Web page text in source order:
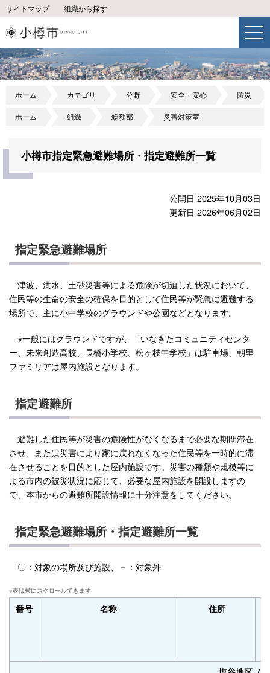
サイトマップ 組織から探す
ホーム カテゴリ 分野 安全・安心 防災
ホーム 組織 総務部 災害対策室
小樽市指定緊急避難場所・指定避難所一覧
公開日 2025年10月03日
更新日 2026年06月02日
指定緊急避難場所
津波、洪水、土砂災害等による危険が切迫した状況において、
住民等の生命の安全の確保を目的として住民等が緊急に避難する
場所で、主に小中学校のグラウンドや公園などとなります。
※一般にはグラウンドですが、「いなきたコミュニティセンタ
ー、未来創造高校、長橋小学校、松ヶ枝中学校」は駐車場、朝里
ファミリアは屋内施設となります。
指定避難所
避難した住民等が災害の危険性がなくなるまで必要な期間滞在
させ、または災害により家に戻れなくなった住民等を一時的に滞
在させることを目的とした屋内施設です。 災害の種類や規模等に
よる市内の被災状況に応じて、必要な屋内施設を開設しますの
で、本市からの避難所開設情報に十分注意をしてください。
指定緊急避難場所・指定避難所一覧
〇：対象の場所及び施設、－：対象外
番号 名称 住所